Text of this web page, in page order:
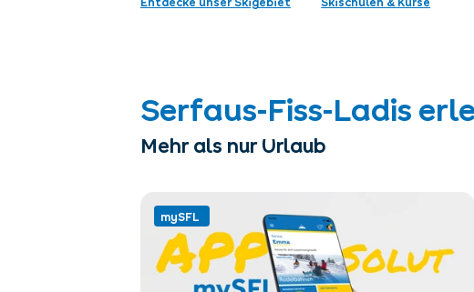
Entdecke unser Skigebiet Skischulen & Kurse
Serfaus-Fiss-Ladis
Mehr als nur Urlaub
mySFL